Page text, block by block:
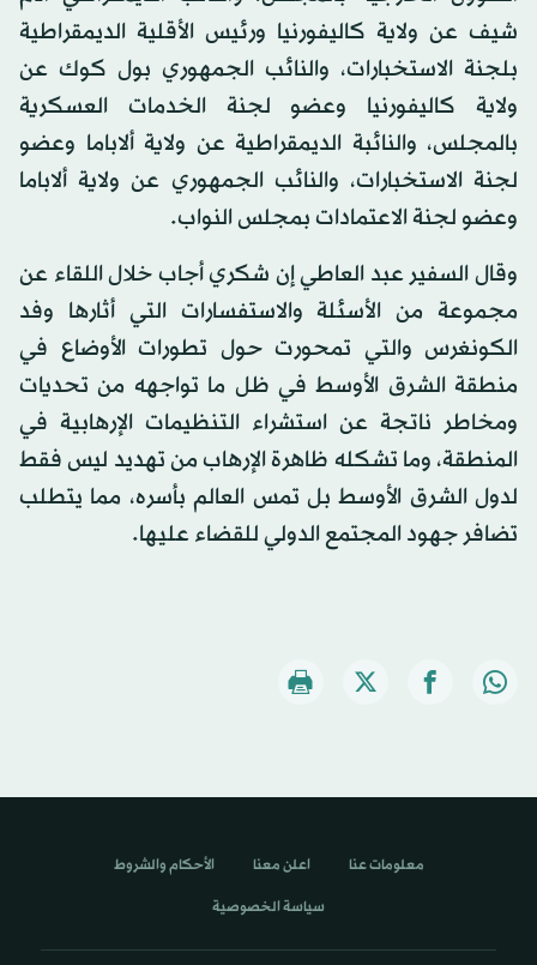
شيف عن ولاية كاليفورنيا ورئيس الأقلية الديمقراطية
بلجنة الاستخبارات، والنائب الجمهوري بول كوك عن
ولاية كاليفورنيا وعضو لجنة الخدمات العسكرية
بالمجلس، والنائبة الديمقراطية عن ولاية ألاباما وعضو
لجنة الاستخبارات، والنائب الجمهوري عن ولاية ألاباما
وعضو لجنة الاعتمادات بمجلس النواب.
وقال السفير عبد العاطي إن شكري أجاب خلال اللقاء عن
مجموعة من الأسئلة والاستفسارات التي أثارها وفد
الكونغرس والتي تمحورت حول تطورات الأوضاع في
منطقة الشرق الأوسط في ظل ما تواجهه من تحديات
ومخاطر ناتجة عن استشراء التنظيمات الإرهابية في
المنطقة، وما تشكله ظاهرة الإرهاب من تهديد ليس فقط
لدول الشرق الأوسط بل تمس العالم بأسره، مما يتطلب
تضافر جهود المجتمع الدولي للقضاء عليها.
معلومات عنا اعلن معنا الأحكام والشروط
سياسة الخصوصية